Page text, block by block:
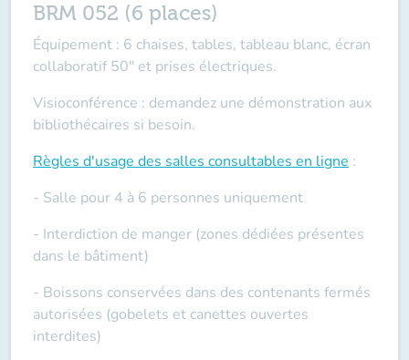
BRM 052 (6 places)
Équipement : 6 chaises, tables, tableau blanc, écran
collaboratif 50" et prises électriques.
Visioconférence : demandez une démonstration aux
bibliothécaires si besoin.
Règles d'usage des salles consultables en ligne :
- Salle pour 4 à 6 personnes uniquement
- Interdiction de manger (zones dédiées présentes
dans le bâtiment)
- Boissons conservées dans des contenants fermés
autorisées (gobelets et canettes ouvertes
interdites)